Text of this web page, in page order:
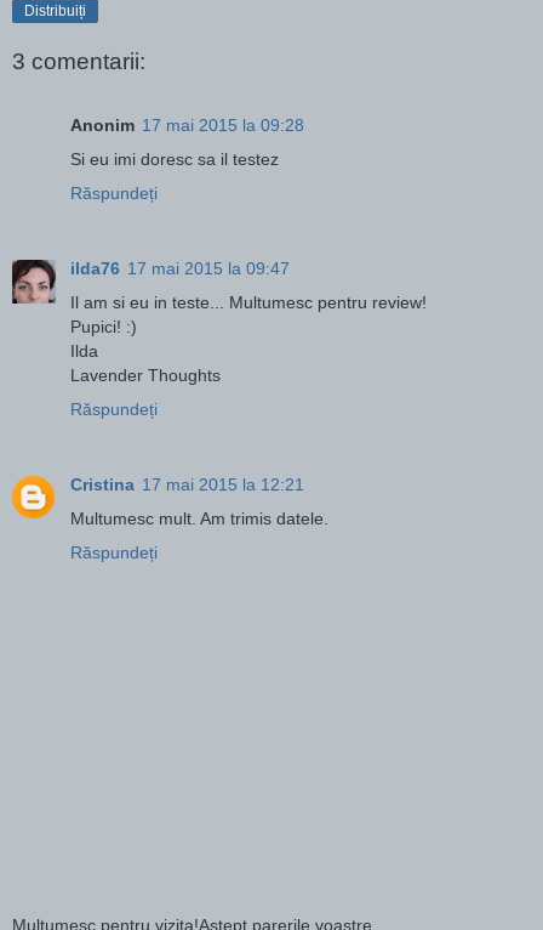
Distribuiți
3 comentarii:
Anonim 17 mai 2015 la 09:28
Si eu imi doresc sa il testez
Răspundeți
ilda76 17 mai 2015 la 09:47
Il am si eu in teste... Multumesc pentru review!
Pupici! :)
Ilda
Lavender Thoughts
Răspundeți
Cristina 17 mai 2015 la 12:21
Multumesc mult. Am trimis datele.
Răspundeți
Multumesc pentru vizita!Astept parerile voastre